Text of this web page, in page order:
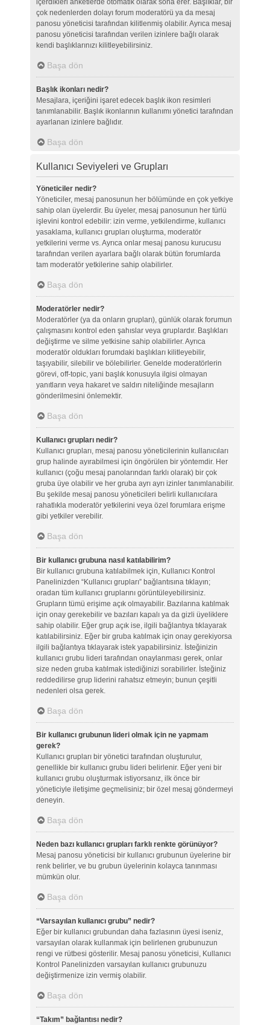
içerdikleri anketlerde otomatik olarak sona erer. Başlıklar, bir
çok nedenlerden dolayı forum moderatörü ya da mesaj
panosu yöneticisi tarafından kilitlenmiş olabilir. Ayrıca mesaj
panosu yöneticisi tarafından verilen izinlere bağlı olarak
kendi başlıklarınızı kilitleyebilirsiniz.
Başa dön
Başlık ikonları nedir?
Mesajlara, içeriğini işaret edecek başlık ikon resimleri
tanımlanabilir. Başlık ikonlarının kullanımı yönetici tarafından
ayarlanan izinlere bağlıdır.
Başa dön
Kullanıcı Seviyeleri ve Grupları
Yöneticiler nedir?
Yöneticiler, mesaj panosunun her bölümünde en çok yetkiye
sahip olan üyelerdir. Bu üyeler, mesaj panosunun her türlü
işlevini kontrol edebilir: izin verme, yetkilendirme, kullanıcı
yasaklama, kullanıcı grupları oluşturma, moderatör
yetkilerini verme vs. Ayrıca onlar mesaj panosu kurucusu
tarafından verilen ayarlara bağlı olarak bütün forumlarda
tam moderatör yetkilerine sahip olabilirler.
Başa dön
Moderatörler nedir?
Moderatörler (ya da onların grupları), günlük olarak forumun
çalışmasını kontrol eden şahıslar veya gruplardır. Başlıkları
değiştirme ve silme yetkisine sahip olabilirler. Ayrıca
moderatör oldukları forumdaki başlıkları kilitleyebilir,
taşıyabilir, silebilir ve bölebilirler. Genelde moderatörlerin
görevi, off-topic, yani başlık konusuyla ilgisi olmayan
yanıtların veya hakaret ve saldırı niteliğinde mesajların
gönderilmesini önlemektir.
Başa dön
Kullanıcı grupları nedir?
Kullanıcı grupları, mesaj panosu yöneticilerinin kullanıcıları
grup halinde ayırabilmesi için öngörülen bir yöntemdir. Her
kullanıcı (çoğu mesaj panolarından farklı olarak) bir çok
gruba üye olabilir ve her gruba ayrı ayrı izinler tanımlanabilir.
Bu şekilde mesaj panosu yöneticileri belirli kullanıcılara
rahatlıkla moderatör yetkilerini veya özel forumlara erişme
gibi yetkiler verebilir.
Başa dön
Bir kullanıcı grubuna nasıl katılabilirim?
Bir kullanıcı grubuna katılabilmek için, Kullanıcı Kontrol
Panelinizden “Kullanıcı grupları” bağlantısına tıklayın;
oradan tüm kullanıcı gruplarını görüntüleyebilirsiniz.
Grupların tümü erişime açık olmayabilir. Bazılarına katılmak
için onay gerekebilir ve bazıları kapalı ya da gizli üyeliklere
sahip olabilir. Eğer grup açık ise, ilgili bağlantıya tıklayarak
katılabilirsiniz. Eğer bir gruba katılmak için onay gerekiyorsa
ilgili bağlantıya tıklayarak istek yapabilirsiniz. İsteğinizin
kullanıcı grubu lideri tarafından onaylanması gerek, onlar
size neden gruba katılmak istediğinizi sorabilirler. İsteğiniz
reddedilirse grup liderini rahatsız etmeyin; bunun çeşitli
nedenleri olsa gerek.
Başa dön
Bir kullanıcı grubunun lideri olmak için ne yapmam
gerek?
Kullanıcı grupları bir yönetici tarafından oluşturulur,
genellikle bir kullanıcı grubu lideri belirlenir. Eğer yeni bir
kullanıcı grubu oluşturmak istiyorsanız, ilk önce bir
yöneticiyle iletişime geçmelisiniz; bir özel mesaj göndermeyi
deneyin.
Başa dön
Neden bazı kullanıcı grupları farklı renkte görünüyor?
Mesaj panosu yöneticisi bir kullanıcı grubunun üyelerine bir
renk belirler, ve bu grubun üyelerinin kolayca tanınması
mümkün olur.
Başa dön
“Varsayılan kullanıcı grubu” nedir?
Eğer bir kullanıcı grubundan daha fazlasının üyesi iseniz,
varsayılan olarak kullanmak için belirlenen grubunuzun
rengi ve rütbesi gösterilir. Mesaj panosu yöneticisi, Kullanıcı
Kontrol Panelinizden varsayılan kullanıcı grubunuzu
değiştirmenize izin vermiş olabilir.
Başa dön
“Takım” bağlantısı nedir?